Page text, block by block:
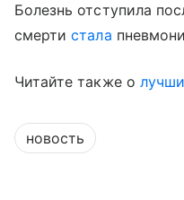
Болезнь отступила
смертистала
Читайте также о
новость